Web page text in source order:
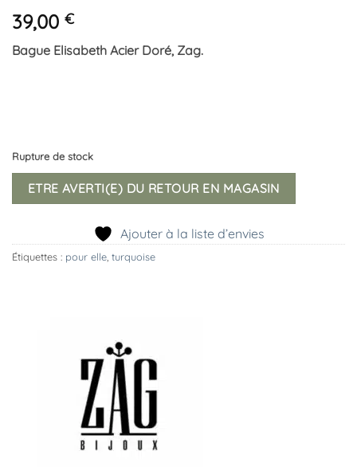
39,00 €
Bague Elisabeth Acier Doré, Zag.
Rupture de stock
ETRE AVERTI(E) DU RETOUR EN MAGASIN
Ajouter à la liste d’envies
Étiquettes : pour elle turquoise